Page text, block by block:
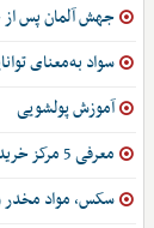
جهش آلمان پس
سواد به‌معنای
آموزش پولشویی
معرفی 5 مرکز خرید اسپیکر در تهران
سکس، مواد